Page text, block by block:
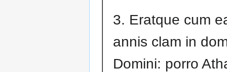
3. Eratque cum
annis clam in
Domini: porro